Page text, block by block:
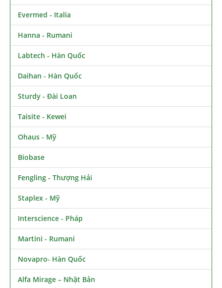
Evermed - Italia
Hanna - Rumani
Labtech - Hàn Quốc
Daihan - Hàn Quốc
Sturdy - Đài Loan
Taisite - Kewei
Ohaus - Mỹ
Biobase
Fengling - Thượng Hải
Staplex - Mỹ
Interscience - Pháp
Martini - Rumani
Novapro- Hàn Quốc
Alfa Mirage – Nhật Bản